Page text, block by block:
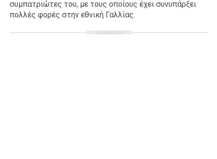
AGENDA
Agenda
Επιλογές
συμπατριώτες του, με τους οποίους έχει συνυπάρξει
πολλές φορές στην εθνική Γαλλίας.
ΔΙΑΦΗΜΙΣΗ